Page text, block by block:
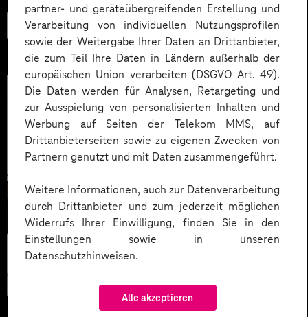
partner- und geräteübergreifenden Erstellung und
Verarbeitung von individuellen Nutzungsprofilen
sowie der Weitergabe Ihrer Daten an Drittanbieter,
die zum Teil Ihre Daten in Ländern außerhalb der
europäischen Union verarbeiten (DSGVO Art. 49).
Die Daten werden für Analysen, Retargeting und
zur Ausspielung von personalisierten Inhalten und
Werbung auf Seiten der Telekom MMS, auf
Drittanbieterseiten sowie zu eigenen Zwecken von
Partnern genutzt und mit Daten zusammengeführt.
Weitere Informationen, auch zur Datenverarbeitung
durch Drittanbieter und zum jederzeit möglichen
Widerrufs Ihrer Einwilligung, finden Sie in den
Einstellungen sowie in unseren
Datenschutzhinweisen.
Alle akzeptieren
Mehr lesen
Künstliche
Intelligenz